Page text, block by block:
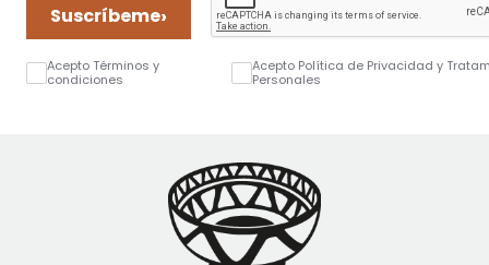
Suscríbeme›
Acepto Términos y
condiciones
Acepto Política de Privacidad y
Personales